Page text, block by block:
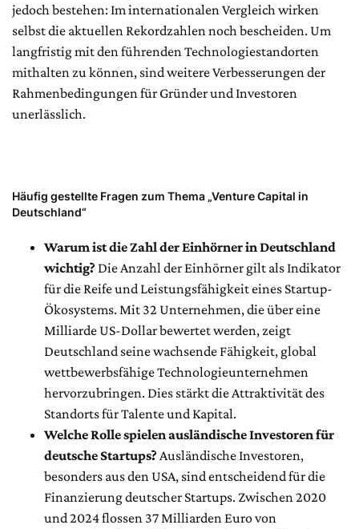
jedoch bestehen: Im internationalen Vergleich wirken
selbst die aktuellen Rekordzahlen noch bescheiden. Um
langfristig mit den führenden Technologiestandorten
mithalten zu können, sind weitere Verbesserungen der
Rahmenbedingungen für Gründer und Investoren
unerlässlich.
Häufig gestellte Fragen zum Thema „Venture Capital in
Deutschland“
Warum ist die Zahl der Einhörner in Deutschland
wichtig? Die Anzahl der Einhörner gilt als Indikator
für die Reife und Leistungsfähigkeit eines Startup-
Ökosystems. Mit 32 Unternehmen, die über eine
Milliarde US-Dollar bewertet werden, zeigt
Deutschland seine wachsende Fähigkeit, global
wettbewerbsfähige Technologieunternehmen
hervorzubringen. Dies stärkt die Attraktivität des
Standorts für Talente und Kapital.
Welche Rolle spielen ausländische Investoren für
deutsche Startups? Ausländische Investoren,
besonders aus den USA, sind entscheidend für die
Finanzierung deutscher Startups. Zwischen 2020
und 2024 flossen 37 Milliarden Euro von